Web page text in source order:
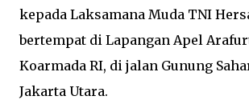
kepada Laksamana Muda TNI
bertempat di Lapangan Apel
Koarmada RI, di jalan Gunung
Jakarta Utara.